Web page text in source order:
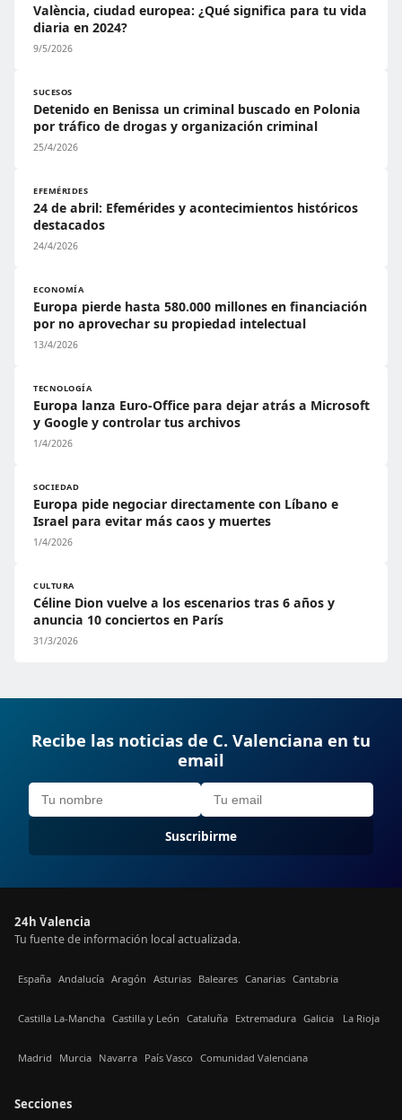
València, ciudad europea: ¿Qué significa para tu vida
diaria en 2024?
9/5/2026
SUCESOS
Detenido en Benissa un criminal buscado en Polonia
por tráfico de drogas y organización criminal
25/4/2026
EFEMÉRIDES
24 de abril: Efemérides y acontecimientos históricos
destacados
24/4/2026
ECONOMÍA
Europa pierde hasta 580.000 millones en financiación
por no aprovechar su propiedad intelectual
13/4/2026
TECNOLOGÍA
Europa lanza Euro-Office para dejar atrás a Microsoft
y Google y controlar tus archivos
1/4/2026
SOCIEDAD
Europa pide negociar directamente con Líbano e
Israel para evitar más caos y muertes
1/4/2026
CULTURA
Céline Dion vuelve a los escenarios tras 6 años y
anuncia 10 conciertos en París
31/3/2026
Recibe las noticias de C. Valenciana en tu
email
Suscribirme
24h Valencia
Tu fuente de información local actualizada.
España Andalucía Aragón Asturias Baleares Canarias Cantabria
Castilla La-Mancha Castilla y León Cataluña Extremadura Galicia La Rioja
Madrid Murcia Navarra País Vasco Comunidad Valenciana
Secciones